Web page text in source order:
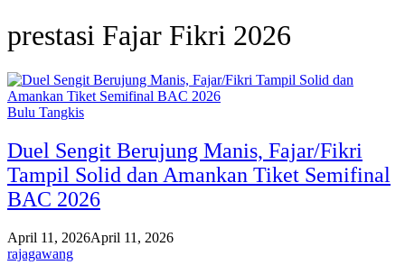
prestasi Fajar Fikri 2026
Bulu Tangkis
Duel Sengit Berujung Manis, Fajar/Fikri
Tampil Solid dan Amankan Tiket Semifinal
BAC 2026
April 11, 2026April 11, 2026
rajagawang